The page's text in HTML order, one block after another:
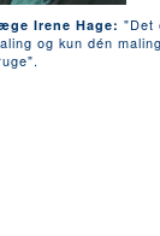
Irene Hage: "Det
og kun dén